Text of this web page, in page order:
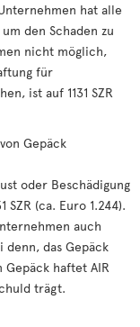
hat alle
den Schaden zu
nicht möglich,
für
ist auf 1131 SZR
Gepäck
oder Beschädigung
SZR (ca. Euro 1.244).
auch
denn, das Gepäck
haftet AIR
trägt.